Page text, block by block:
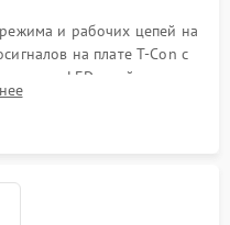
и рабочих цепей на
на плате T-Con с
LED-драйвера и
мультиметром.